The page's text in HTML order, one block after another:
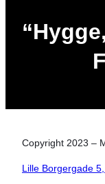
Copyright 2023 –
Lille Borgergade